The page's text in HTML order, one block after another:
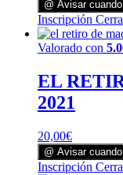
@ Avisar
Inscripción
Valorado con
EL
2021
20,00€
@ Avisar
Inscripción